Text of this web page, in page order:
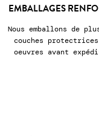
EMBALLAGES
Nous emballons de
couches
oeuvres avant